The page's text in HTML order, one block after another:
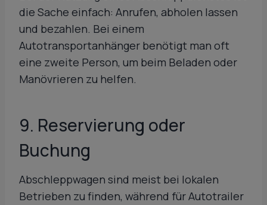
die Sache einfach: Anrufen, abholen lassen
und bezahlen. Bei einem
Autotransportanhänger benötigt man oft
eine zweite Person, um beim Beladen oder
Manövrieren zu helfen.
9. Reservierung oder
Buchung
Abschleppwagen sind meist bei lokalen
Betrieben zu finden, während für Autotrailer